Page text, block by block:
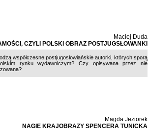
Maciej Duda
CZYLI POLSKI OBRAZ POSTJUGSŁOWANKI
współczesne postjugosłowiańskie autorki, których sporą
rynku wydawniczym? Czy opisywana przez nie
Magda Jeziorek
NAGIE KRAJOBRAZY SPENCERA TUNICKA